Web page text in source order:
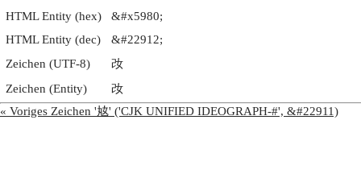
HTML Entity (hex)
&#x5980;
HTML Entity (dec)
&#22912;
Zeichen (UTF-8)
妀
Zeichen (Entity)
妀
« Voriges Zeichen '奿' ('CJK UNIFIED IDEOGRAPH-#', &#22911)